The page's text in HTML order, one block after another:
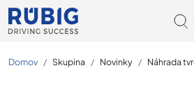
Domov Skupina Novinky Náhrada